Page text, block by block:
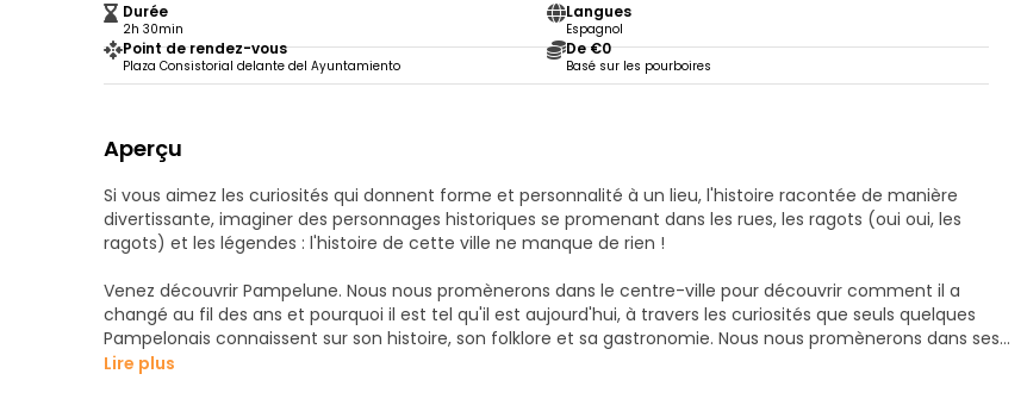
Durée
2h 30min
Langues
Espagnol
Point de rendez-vous
Plaza Consistorial delante del Ayuntamiento
De €0
Basé sur les pourboires
Aperçu
Si vous aimez les curiosités qui donnent forme et personnalité à un lieu, l'histoire racontée de manière
divertissante, imaginer des personnages historiques se promenant dans les rues, les ragots (oui oui, les
ragots) et les légendes : l'histoire de cette ville ne manque de rien !
Venez découvrir Pampelune. Nous nous promènerons dans le centre-ville pour découvrir comment il a
changé au fil des ans et pourquoi il est tel qu'il est aujourd'hui, à travers les curiosités que seuls quelques
Pampelonais connaissent sur son histoire, son folklore et sa gastronomie. Nous nous promènerons dans ses
rues les plus pittoresques, témoins d'années d'anecdotes qui vont au-delà des célèbres fêtes de San Fermín
Lire plus